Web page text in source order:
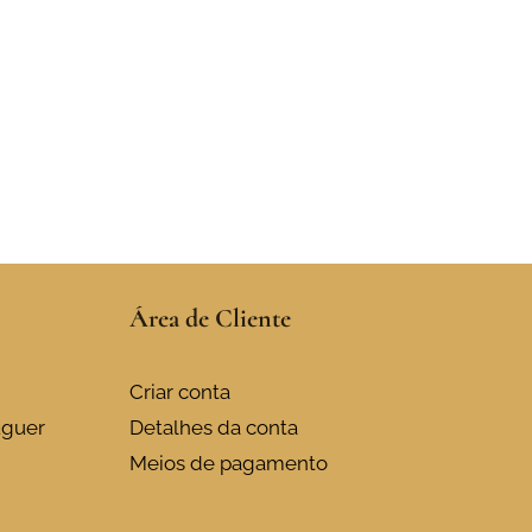
Área de Cliente
Criar conta
Detalhes da conta
Meios de pagamento